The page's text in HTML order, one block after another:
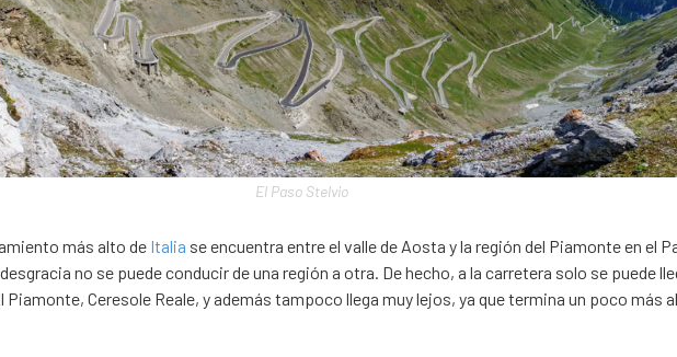
El Paso Stelvio
más alto de Italia se encuentra entre el valle de Aosta y la región del Piamonte en el
no se puede conducir de una región a otra. De hecho, a la carretera solo se puede
Piamonte, Ceresole Reale, y además tampoco llega muy lejos, ya que termina un poco más